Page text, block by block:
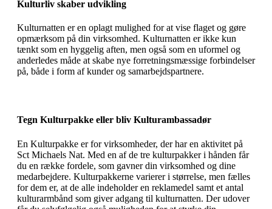
Kulturliv skaber udvikling
Kulturnatten er en oplagt mulighed for at vise flaget og gøre
opmærksom på din virksomhed. Kulturnatten er ikke kun
tænkt som en hyggelig aften, men også som en uformel og
anderledes måde at skabe nye forretningsmæssige forbindelser
på, både i form af kunder og samarbejdspartnere.
Tegn Kulturpakke eller bliv Kulturambassadør
En Kulturpakke er for virksomheder, der har en aktivitet på
Sct Michaels Nat. Med en af de tre kulturpakker i hånden får
du en række fordele, som gavner din virksomhed og dine
medarbejdere. Kulturpakkerne varierer i størrelse, men fælles
for dem er, at de alle indeholder en reklamedel samt et antal
kulturarmbånd som giver adgang til kulturnatten. Der udover